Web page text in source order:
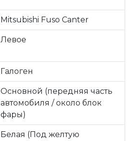
Mitsubishi Fuso Canter
Левое
Галоген
Основной (передняя часть
автомобиля / около блок
фары)
Белая (Под желтую